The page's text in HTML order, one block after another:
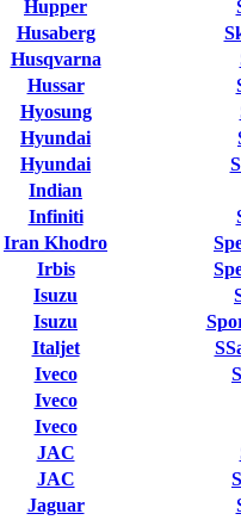
Hupper
Husaberg
Husqvarna
Hussar
Hyosung
Hyundai
Hyundai
Indian
Infiniti
Iran Khodro
Irbis
Isuzu
Isuzu
Italjet
Iveco
Iveco
Iveco
JAC
JAC
Jaguar